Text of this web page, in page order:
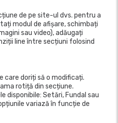
de pe site-ul dvs. pentru a
modul de afișare, schimbați
sau video), adăugați
line între secțiuni folosind
care doriți să o modificați.
rotiță din secțiune.
disponibile: Setări, Fundal sau
variază în funcție de